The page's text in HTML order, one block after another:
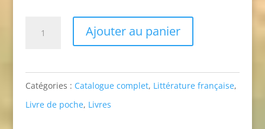
(l'antilopoche)
Ajouter au panier
Catégories : Catalogue complet, Littérature française,
Livre de poche, Livres